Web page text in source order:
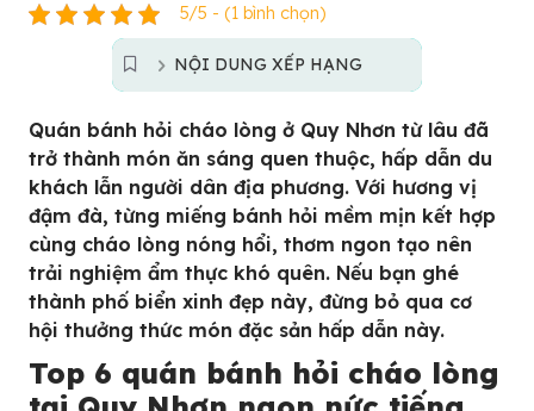
5/5 - (1 bình chọn)
NỘI DUNG XẾP HẠNG
Quán bánh hỏi cháo lòng ở Quy Nhơn từ lâu đã
trở thành món ăn sáng quen thuộc, hấp dẫn du
khách lẫn người dân địa phương. Với hương vị
đậm đà, từng miếng bánh hỏi mềm mịn kết hợp
cùng cháo lòng nóng hổi, thơm ngon tạo nên
trải nghiệm ẩm thực khó quên. Nếu bạn ghé
thành phố biển xinh đẹp này, đừng bỏ qua cơ
hội thưởng thức món đặc sản hấp dẫn này.
Top 6 quán bánh hỏi cháo lòng